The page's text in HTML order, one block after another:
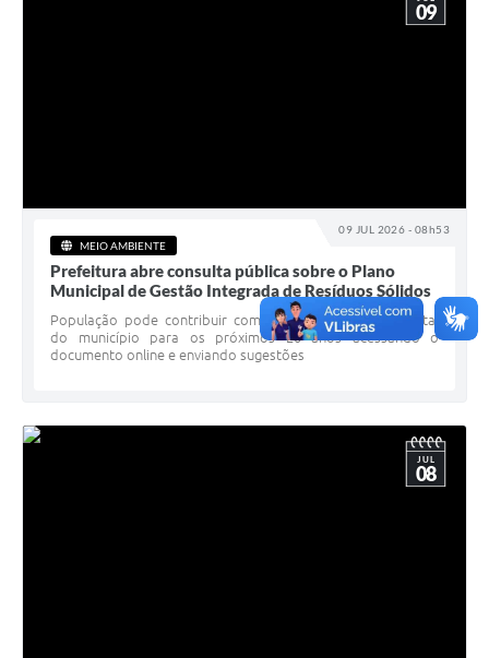
09 JUL 2026 - 08h53
09
MEIO AMBIENTE
Prefeitura abre consulta pública sobre o Plano
Municipal de Gestão Integrada de Resíduos Sólidos
População pode contribuir com o planejamento ambiental
do município para os próximos 20 anos acessando o
documento online e enviando sugestões
JUL
08